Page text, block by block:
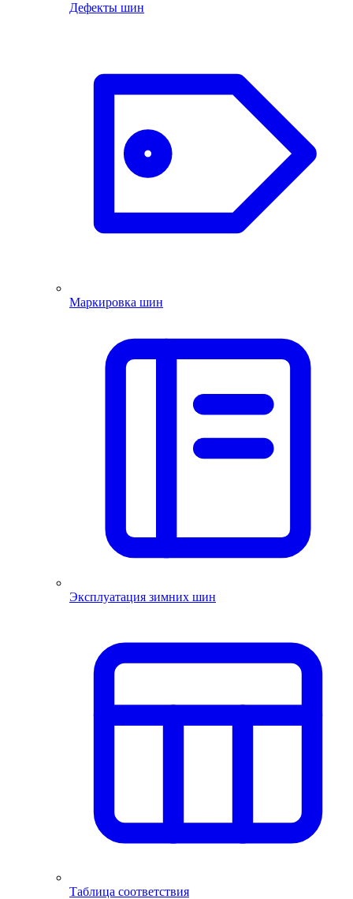
Дефекты шин
Маркировка шин
Эксплуатация зимних шин
Таблица соответствия